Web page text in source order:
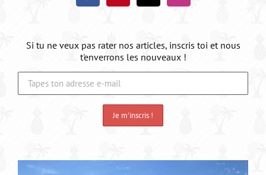
Si tu ne veux pas rater nos articles, inscris toi et nous
t'enverrons les nouveaux !